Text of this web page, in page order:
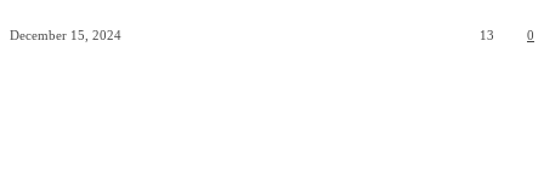
December 15, 2024 0
13